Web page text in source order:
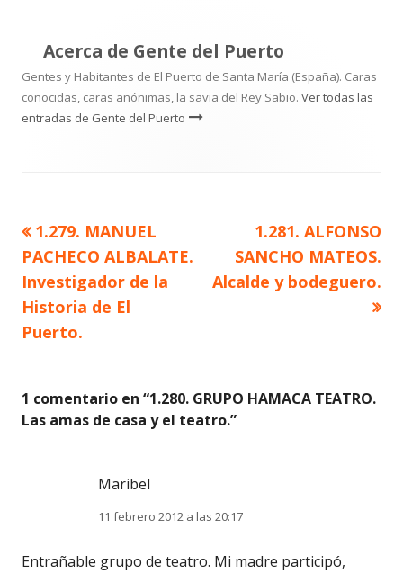
Acerca de Gente del Puerto
Gentes y Habitantes de El Puerto de Santa María (España). Caras
conocidas, caras anónimas, la savia del Rey Sabio. Ver todas las
entradas de Gente del Puerto
Navegación
de
entradas
Artículo
anterior
1.279. MANUEL
PACHECO ALBALATE.
Investigador de la
Historia de El
Puerto.
Artículo
siguiente
1.281. ALFONSO
SANCHO MATEOS.
Alcalde y bodeguero.
1 comentario en “1.280. GRUPO HAMACA TEATRO.
Las amas de casa y el teatro.”
Maribel
11 febrero 2012 a las 20:17
Entrañable grupo de teatro. Mi madre participó,